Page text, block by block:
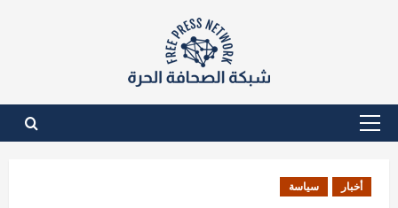
القائمة
أخبار سياسة